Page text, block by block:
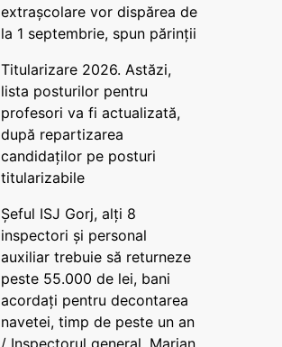
extrașcolare vor dispărea de
la 1 septembrie, spun părinții
Titularizare 2026. Astăzi,
lista posturilor pentru
profesori va fi actualizată,
după repartizarea
candidaților pe posturi
titularizabile
Șeful ISJ Gorj, alți 8
inspectori și personal
auxiliar trebuie să returneze
peste 55.000 de lei, bani
acordați pentru decontarea
navetei, timp de peste un an
/ Inspectorul general, Marian